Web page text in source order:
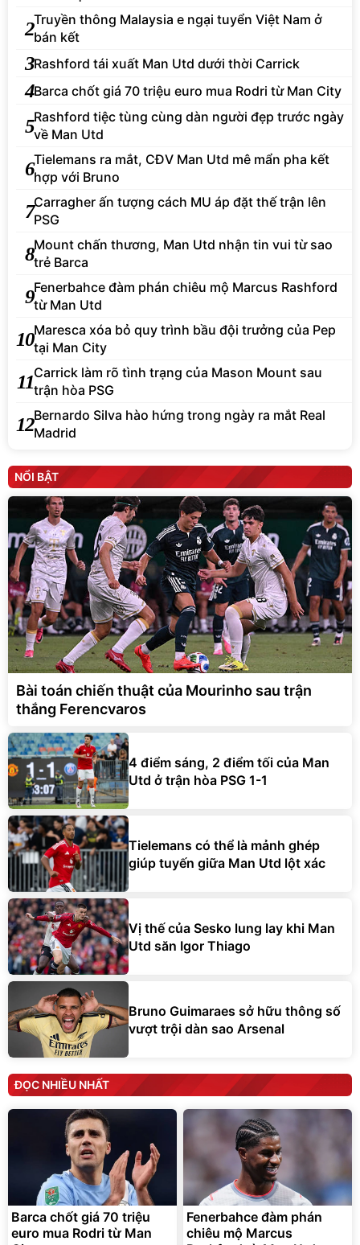
2Truyền thông Malaysia e ngại tuyển Việt Nam ở
bán kết
3Rashford tái xuất Man Utd dưới thời Carrick
4Barca chốt giá 70 triệu euro mua Rodri từ Man City
5Rashford tiệc tùng cùng dàn người đẹp trước ngày
về Man Utd
6Tielemans ra mắt, CĐV Man Utd mê mẩn pha kết
hợp với Bruno
7Carragher ấn tượng cách MU áp đặt thế trận lên
PSG
8Mount chấn thương, Man Utd nhận tin vui từ sao
trẻ Barca
9Fenerbahce đàm phán chiêu mộ Marcus Rashford
từ Man Utd
10Maresca xóa bỏ quy trình bầu đội trưởng của Pep
tại Man City
11Carrick làm rõ tình trạng của Mason Mount sau
trận hòa PSG
12Bernardo Silva hào hứng trong ngày ra mắt Real
Madrid
NỔI BẬT
Bài toán chiến thuật của Mourinho sau trận
thắng Ferencvaros
4 điểm sáng, 2 điểm tối của Man
Utd ở trận hòa PSG 1-1
Tielemans có thể là mảnh ghép
giúp tuyến giữa Man Utd lột xác
Vị thế của Sesko lung lay khi Man
Utd săn Igor Thiago
Bruno Guimaraes sở hữu thông số
vượt trội dàn sao Arsenal
ĐỌC NHIỀU NHẤT
Barca chốt giá 70 triệu
euro mua Rodri từ Man
Fenerbahce đàm phán
chiêu mộ Marcus